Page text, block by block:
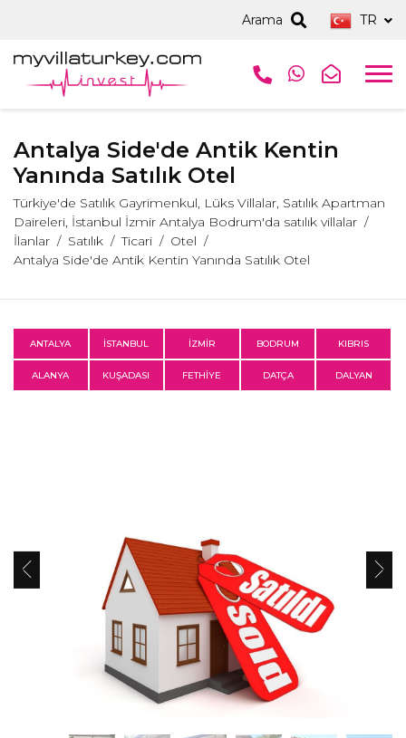
Arama TR
Antalya Side'de Antik Kentin
Yanında Satılık Otel
Türkiye'de Satılık Gayrimenkul, Lüks Villalar, Satılık Apartman
Daireleri, İstanbul İzmir Antalya Bodrum'da satılık villalar
İlanlar
Satılık Ticari
Otel
Antalya Side'de Antik Kentin Yanında Satılık Otel
ANTALYA İSTANBUL İZMİR BODRUM KIBRIS
ALANYA KUŞADASI FETHİYE DATÇA DALYAN